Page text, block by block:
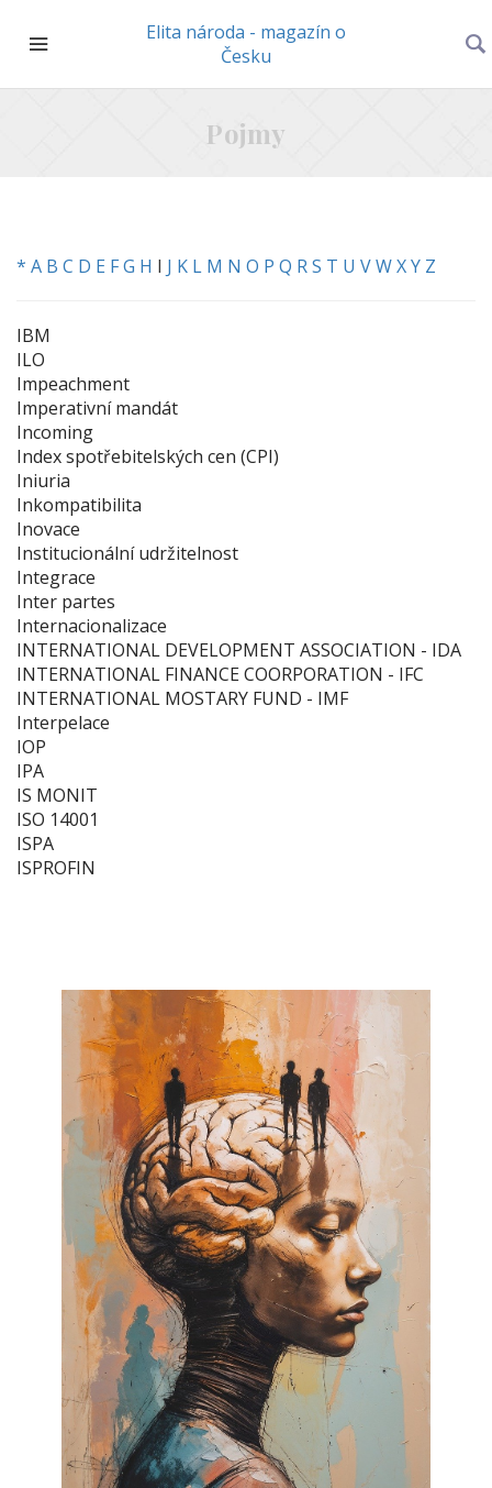
Elita národa - magazín o
Česku
Pojmy
* A B C D E FG H I J K L M N O P Q RS T U VWXY Z
IBM
ILO
Impeachment
Imperativní mandát
Incoming
Index spotřebitelských cen (CPI)
Iniuria
Inkompatibilita
Inovace
Institucionální udržitelnost
Integrace
Inter partes
Internacionalizace
INTERNATIONAL DEVELOPMENT ASSOCIATION - IDA
INTERNATIONAL FINANCE COORPORATION - IFC
INTERNATIONAL MOSTARY FUND - IMF
Interpelace
IOP
IPA
IS MONIT
ISO 14001
ISPA
ISPROFIN